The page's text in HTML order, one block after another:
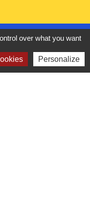
over what you want
Personalize